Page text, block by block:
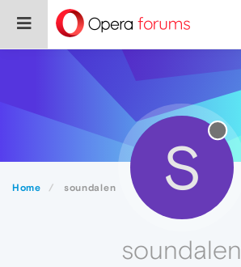
Home soundalen S
soundalen